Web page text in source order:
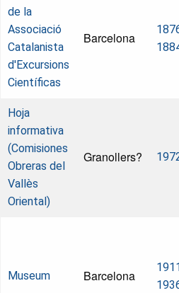
de la
Associació
Catalanista
d'Excursions
Científicas
Barcelona
Hoja
informativa
(Comisiones
Obreras del
Vallès
Oriental)
Granollers?
Museum Barcelona